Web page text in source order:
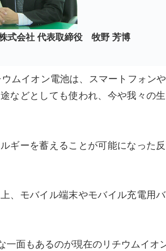
式会社 代表取締役 牧野 芳博
ムイオン電池は、スマートフォン
などとしても使われ、今や我々の
ギーを蓄えることが可能になった
、モバイル端末やモバイル充電用
面もあるのが現在のリチウムイオ